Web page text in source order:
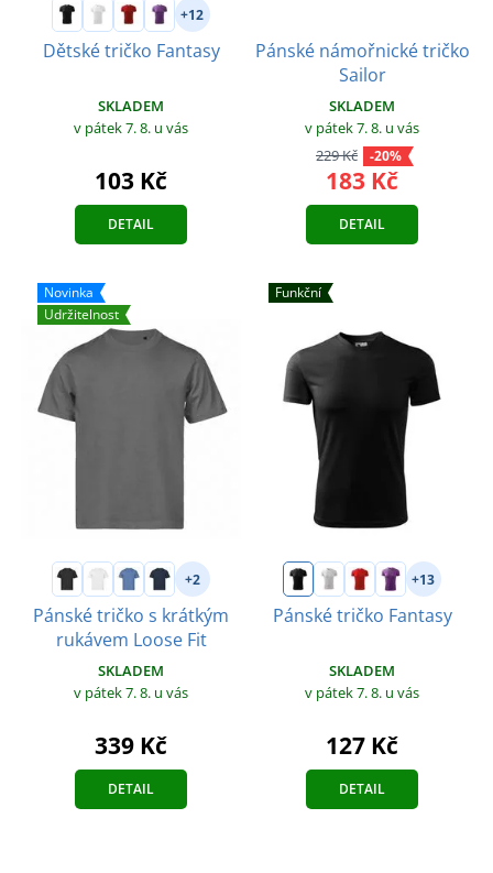
+12
Dětské tričko Fantasy
SKLADEM
v pátek 7. 8. u vás
103 Kč
DETAIL
Pánské námořnické tričko
Sailor
SKLADEM
v pátek 7. 8. u vás
229 Kč
-20%
183 Kč
DETAIL
Novinka
Udržitelnost
+2
Pánské tričko s krátkým
rukávem Loose Fit
SKLADEM
v pátek 7. 8. u vás
339 Kč
DETAIL
Funkční
+13
Pánské tričko Fantasy
SKLADEM
v pátek 7. 8. u vás
127 Kč
DETAIL